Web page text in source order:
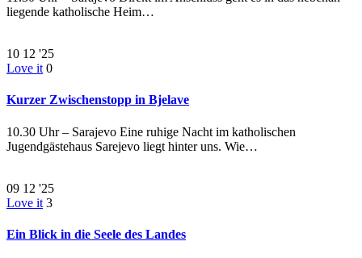
liegende katholische Heim…
10 12 '25
Love it 0
Kurzer Zwischenstopp in Bjelave
10.30 Uhr – Sarajevo Eine ruhige Nacht im katholischen
Jugendgästehaus Sarejevo liegt hinter uns. Wie…
09 12 '25
Love it 3
Ein Blick in die Seele des Landes